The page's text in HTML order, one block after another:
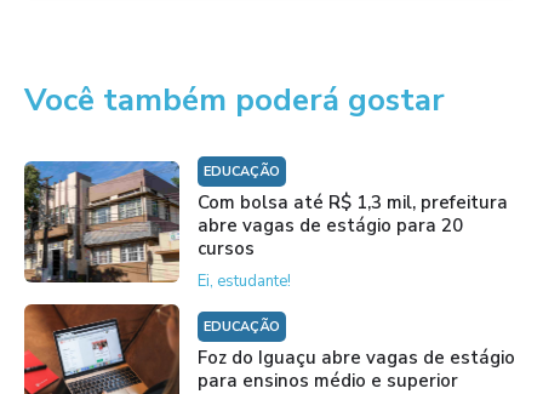
Você também poderá gostar
EDUCAÇÃO
Com bolsa até R$ 1,3 mil, prefeitura
abre vagas de estágio para 20
cursos
Ei, estudante!
EDUCAÇÃO
Foz do Iguaçu abre vagas de estágio
para ensinos médio e superior